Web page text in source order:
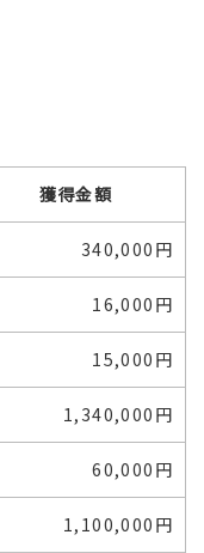
獲得金額
340,000円
16,000円
15,000円
1,340,000円
60,000円
1,100,000円